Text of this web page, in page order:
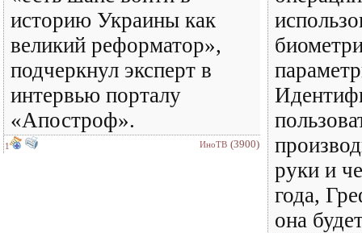
историю Украины как
великий реформатор»,
подчеркнул эксперт в
интервью порталу
«Апостроф».
1 ИноТВ (3900)
руки и
года,
она